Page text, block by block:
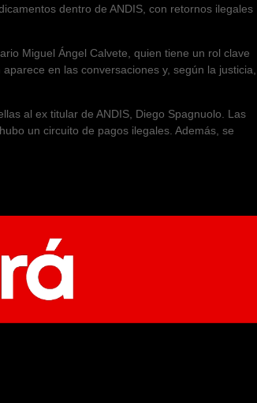
dentro de ANDIS, con retornos ilegales
Miguel Ángel Calvete, quien tiene un rol clave
en las conversaciones y, según la justicia,
al ex titular de ANDIS, Diego Spagnuolo. Las
un circuito de pagos ilegales. Además, se